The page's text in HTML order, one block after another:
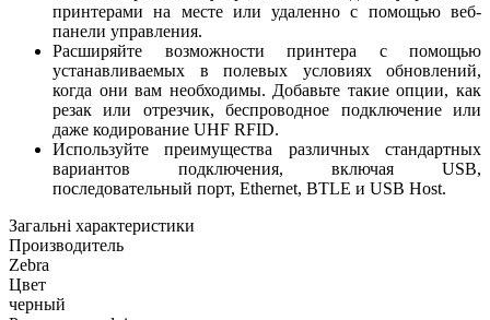
принтерами на месте или удаленно с помощью веб-
панели управления.
Расширяйте возможности принтера с помощью
устанавливаемых в полевых условиях обновлений,
когда они вам необходимы. Добавьте такие опции, как
резак или отрезчик, беспроводное подключение или
даже кодирование UHF RFID.
Используйте преимущества различных стандартных
вариантов подключения, включая USB,
последовательный порт, Ethernet, BTLE и USB Host.
Загальні характеристики
Производитель
Zebra
Цвет
черный